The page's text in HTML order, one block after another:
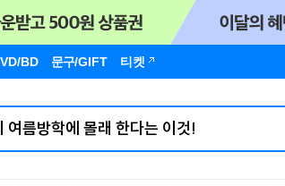
BD 문구/GIFT 티켓